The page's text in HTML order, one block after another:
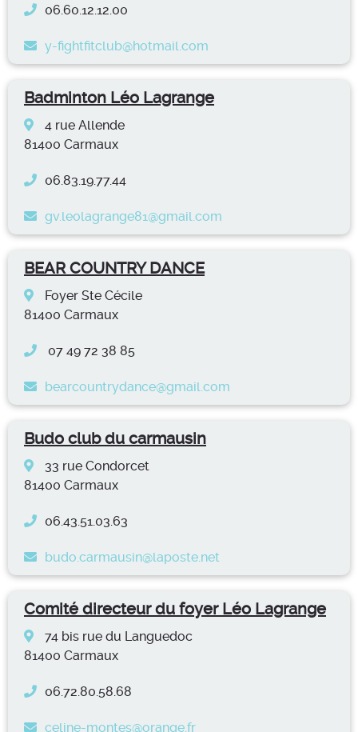
06.60.12.12.00
y-fightfitclub@hotmail.com
Badminton Léo Lagrange
4 rue Allende
81400 Carmaux
06.83.19.77.44
gv.leolagrange81@gmail.com
BEAR COUNTRY DANCE
Foyer Ste Cécile
81400 Carmaux
07 49 72 38 85
bearcountrydance@gmail.com
Budo club du carmausin
33 rue Condorcet
81400 Carmaux
06.43.51.03.63
budo.carmausin@laposte.net
Comité directeur du foyer Léo Lagrange
74 bis rue du Languedoc
81400 Carmaux
06.72.80.58.68
celine-montes@orange.fr